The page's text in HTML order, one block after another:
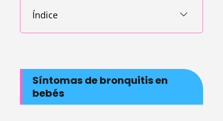
Índice
Síntomas de bronquitis en
bebés